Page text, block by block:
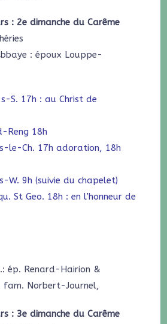
: 2e dimanche du Carême
: époux Louppe-
S. 17h : au Christ de
Reng 18h
le-Ch. 17h adoration, 18h
W. 9h (suivie du chapelet)
St Geo. 18h : en l’honneur de
ép. Renard-Hairion &
fam. Norbert-Journel,
: 3e dimanche du Carême